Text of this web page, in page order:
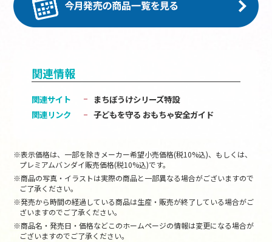
関連情報
関連サイト
まちぼうけシリーズ特設
関連リンク
子どもを守る おもちゃ安全ガイド
※表示価格は、一部を除きメーカー希望小売価格(税10%込)、もしくは、
プレミアムバンダイ販売価格(税10%込)です。
※商品の写真・イラストは実際の商品と一部異なる場合がございますので
ご了承ください。
※発売から時間の経過している商品は生産・販売が終了している場合がご
ざいますのでご了承ください。
※商品名・発売日・価格などこのホームページの情報は変更になる場合が
ございますのでご了承ください。